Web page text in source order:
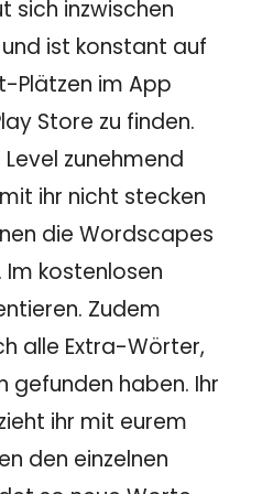
sich inzwischen
ist konstant auf
Plätzen im App
Store zu finden.
zunehmend
ihr nicht stecken
die Wordscapes
Im kostenlosen
Zudem
alle Extra-Wörter,
gefunden haben. Ihr
ihr mit eurem
den einzelnen